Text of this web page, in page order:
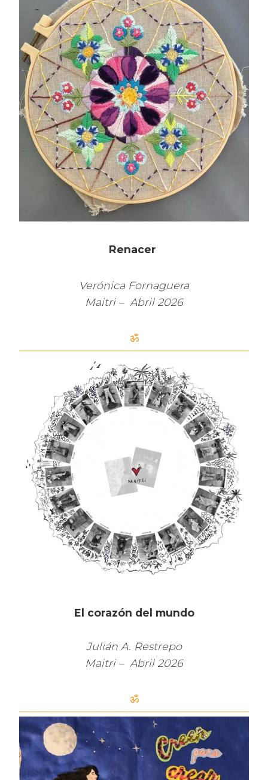
Renacer
Verónica Fornaguera
Maitri – Abril 2026
ॐ
El corazón del mundo
Julián A. Restrepo
Maitri – Abril 2026
ॐ